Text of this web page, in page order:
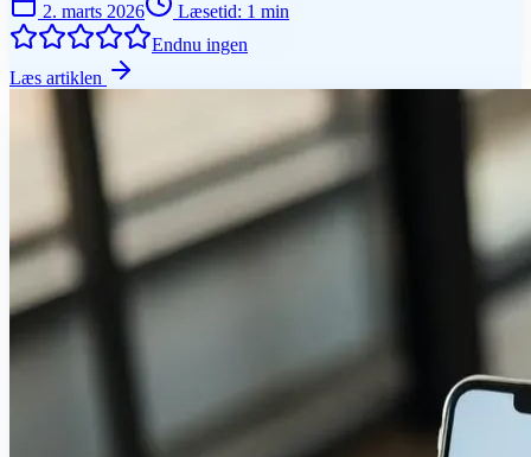
2. marts 2026 Læsetid: 1 min
Endnu ingen
Læs artiklen